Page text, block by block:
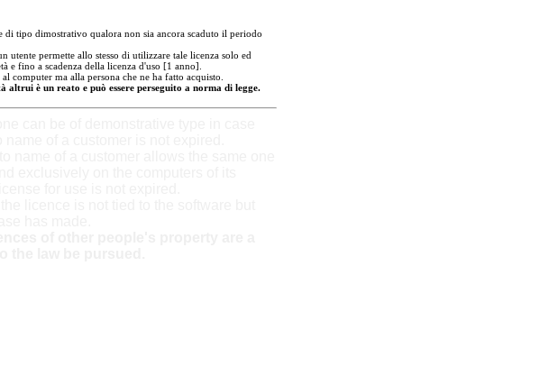
di tipo dimostrativo qualora non sia ancora scaduto il periodo
utente permette allo stesso di utilizzare tale licenza solo ed
e fino a scadenza della licenza d'uso [1 anno].
computer ma alla persona che ne ha fatto acquisto.
altrui è un reato e può essere perseguito a norma di legge.